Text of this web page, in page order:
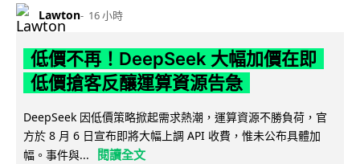
Lawton 16 小時
低價不再！DeepSeek 大幅加價在即
低價搶客反釀運算資源告急
DeepSeek 因低價策略掀起需求熱潮，運算資源不勝負荷，官
方於 8 月 6 日宣布即將大幅上調 API 收費，惟未公布具體加
幅。事件與...
閱讀全文